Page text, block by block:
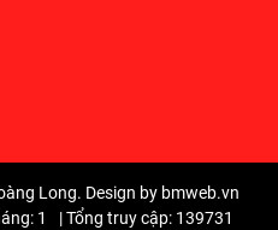
Long. Design by bmweb.vn
1 |Tổng truy cập: 139731